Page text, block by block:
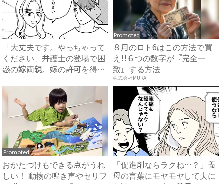
「大丈夫です。やっちゃって
ください」弁護士の登場で困
惑の嫁両親。嫁の許可を得た
Promoted
８月のロト6はこの方法で買
え!!６つの数字が『完全一
致』する方法
株式会社MURA
Promoted
おかたづけもできる点がうれ
しい！ 動物の鳴き声やセリフ
「促進剤ならラクね…？」義
母の言葉にモヤモヤして夫に